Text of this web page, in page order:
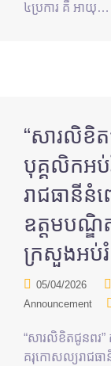
៤ប្រការ គឺ អាយុ…
“សារលិខិ
បុគ្គលិកអប់
រាជធានី
ឧត្តមបណ្ឌិ
ក្រសួងអប់
05/04/2026
Announcement
“សារលិខិតជូនពរ”
គរុកោសល្យរាជធ